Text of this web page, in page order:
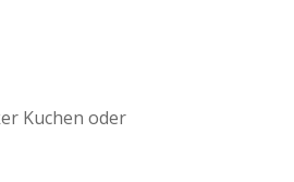
Kuchen oder